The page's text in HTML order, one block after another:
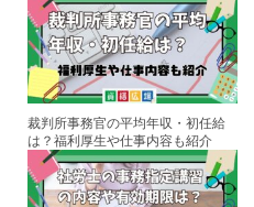
o
o
k
裁判所事務官の平均年収・初任給
は？福利厚生や仕事内容も紹介